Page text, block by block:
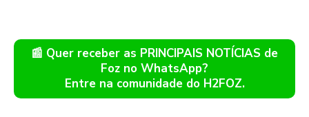
📰 Quer receber as PRINCIPAIS NOTÍCIAS de
Foz no WhatsApp?
Entre na comunidade do H2FOZ.